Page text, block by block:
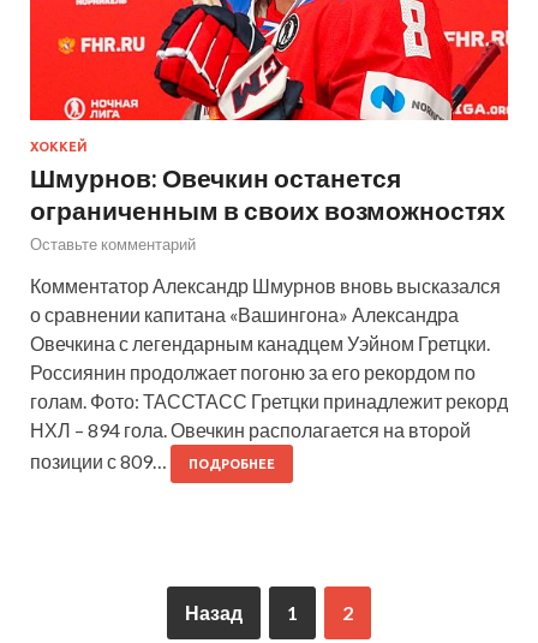
ХОККЕЙ
Шмурнов: Овечкин останется
ограниченным в своих возможностях
Оставьте комментарий
Комментатор Александр Шмурнов вновь высказался
о сравнении капитана «Вашингона» Александра
Овечкина с легендарным канадцем Уэйном Гретцки.
Россиянин продолжает погоню за его рекордом по
голам. Фото: ТАССТАСС Гретцки принадлежит рекорд
НХЛ – 894 гола. Овечкин располагается на второй
позиции с 809…
ПОДРОБНЕЕ
Назад 1 2